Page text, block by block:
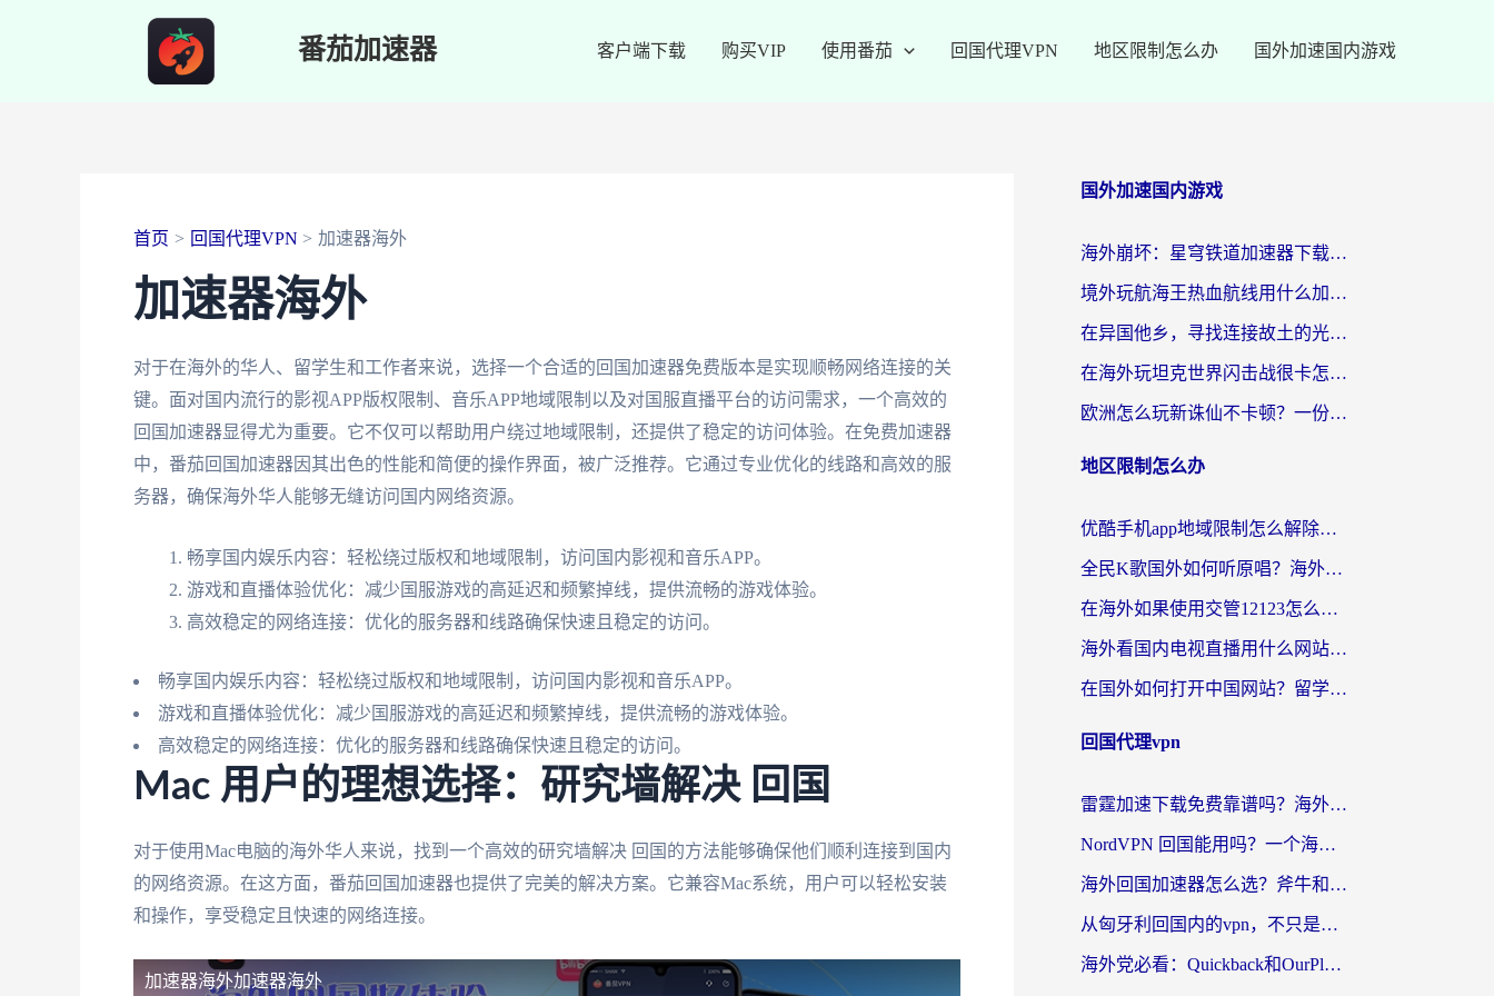
番茄加速器 客户端下载 购买VIP 使用番茄 回国代理VPN 地区限制怎么办 国外加速国内游戏
首页 回国代理VPN 加速器海外
加速器海外
对于在海外的华人、留学生和工作者来说，选择一个合适的回国加速器免费版本是实现顺畅网络连接的关
键。面对国内流行的影视APP版权限制、音乐APP地域限制以及对国服直播平台的访问需求，一个高效的
回国加速器显得尤为重要。它不仅可以帮助用户绕过地域限制，还提供了稳定的访问体验。在免费加速器
中，番茄回国加速器因其出色的性能和简便的操作界面，被广泛推荐。它通过专业优化的线路和高效的服
务器，确保海外华人能够无缝访问国内网络资源。
畅享国内娱乐内容：轻松绕过版权和地域限制，访问国内影视和音乐APP。
游戏和直播体验优化：减少国服游戏的高延迟和频繁掉线，提供流畅的游戏体验。
高效稳定的网络连接：优化的服务器和线路确保快速且稳定的访问。
畅享国内娱乐内容：轻松绕过版权和地域限制，访问国内影视和音乐APP。
游戏和直播体验优化：减少国服游戏的高延迟和频繁掉线，提供流畅的游戏体验。
高效稳定的网络连接：优化的服务器和线路确保快速且稳定的访问。
Mac 用户的理想选择：研究墙解决 回国
对于使用Mac电脑的海外华人来说，找到一个高效的研究墙解决 回国的方法能够确保他们顺利连接到国内
的网络资源。在这方面，番茄回国加速器也提供了完美的解决方案。它兼容Mac系统，用户可以轻松安装
和操作，享受稳定且快速的网络连接。
加速器海外加速器海外
国外加速国内游戏
海外崩坏：星穹铁道加速器下载安装：一份给游子的终极网络指南
境外玩航海王热血航线用什么加速器？2026海外玩家实测最优方案（附欧洲问道堡垒前线加速技巧）
在异国他乡，寻找连接故土的光明大陆免费加速器
在海外玩坦克世界闪击战很卡怎么办？老玩家亲测有效的加速器选择指南
欧洲怎么玩新诛仙不卡顿？一份给海外游子的国服游戏畅玩指南
地区限制怎么办
优酷手机app地域限制怎么解除？海外党亲测有效的追剧方案
全民K歌国外如何听原唱？海外党亲测有效的回国加速器选择指南
在海外如果使用交管12123怎么处理？留学生亲测有效的回国加速方案
海外看国内电视直播用什么网站比较好？一篇解决你所有追剧难题的实用指南
在国外如何打开中国网站？留学生与海外华人的无缝访问指南
回国代理vpn
雷霆加速下载免费靠谱吗？海外党选回国加速器的避坑指南（附热门工具对比）
NordVPN 回国能用吗？一个海外用户必须面对的真实困境
海外回国加速器怎么选？斧牛和海龟哪个好？一篇帮你避开坑的实用指南
从匈牙利回国内的vpn，不只是为了刷剧那么简单
海外党必看：Quickback和OurPlay好用吗？3分钟选对回国加速器，无缝刷剧玩游戏